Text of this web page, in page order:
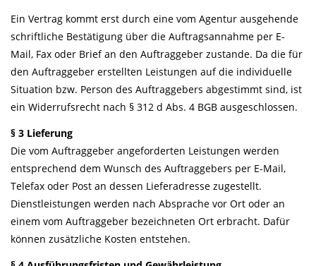
Ein Vertrag kommt erst durch eine vom Agentur ausgehende
schriftliche Bestätigung über die Auftragsannahme per E-
Mail, Fax oder Brief an den Auftraggeber zustande. Da die für
den Auftraggeber erstellten Leistungen auf die individuelle
Situation bzw. Person des Auftraggebers abgestimmt sind, ist
ein Widerrufsrecht nach § 312 d Abs. 4 BGB ausgeschlossen.
§ 3 Lieferung
Die vom Auftraggeber angeforderten Leistungen werden
entsprechend dem Wunsch des Auftraggebers per E-Mail,
Telefax oder Post an dessen Lieferadresse zugestellt.
Dienstleistungen werden nach Absprache vor Ort oder an
einem vom Auftraggeber bezeichneten Ort erbracht. Dafür
können zusätzliche Kosten entstehen.